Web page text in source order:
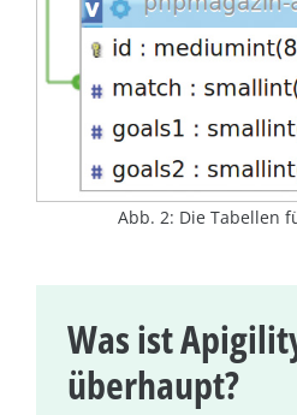
Abb. 2: Die Tabellen
Was ist
überhaupt?